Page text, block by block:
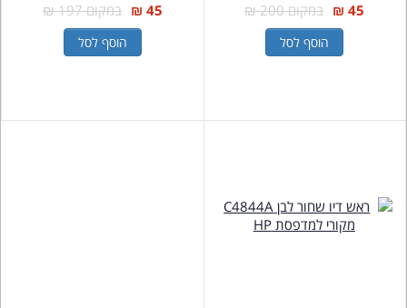
45 ₪ במקום 200 ₪
הוסף לסל
45 ₪ במקום 197 ₪
הוסף לסל